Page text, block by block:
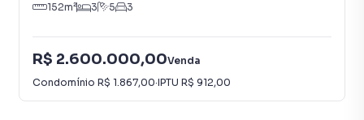
152m² 3 5 3
R$ 2.600.000,00Venda
Condomínio R$ 1.867,00·IPTU R$ 912,00